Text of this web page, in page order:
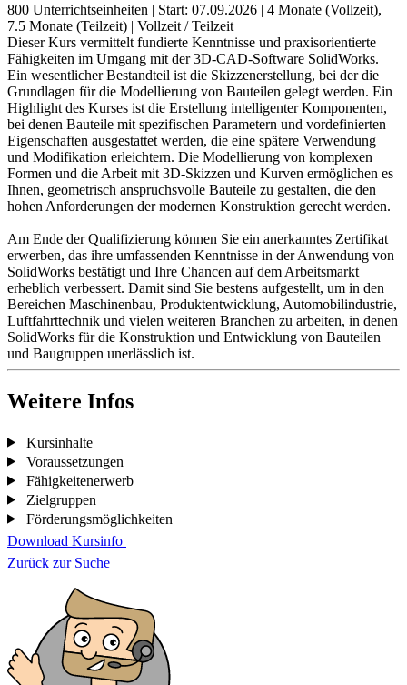
800 Unterrichtseinheiten | Start: 07.09.2026 | 4 Monate (Vollzeit),
7.5 Monate (Teilzeit) | Vollzeit / Teilzeit
Dieser Kurs vermittelt fundierte Kenntnisse und praxisorientierte
Fähigkeiten im Umgang mit der 3D-CAD-Software SolidWorks.
Ein wesentlicher Bestandteil ist die Skizzenerstellung, bei der die
Grundlagen für die Modellierung von Bauteilen gelegt werden. Ein
Highlight des Kurses ist die Erstellung intelligenter Komponenten,
bei denen Bauteile mit spezifischen Parametern und vordefinierten
Eigenschaften ausgestattet werden, die eine spätere Verwendung
und Modifikation erleichtern. Die Modellierung von komplexen
Formen und die Arbeit mit 3D-Skizzen und Kurven ermöglichen es
Ihnen, geometrisch anspruchsvolle Bauteile zu gestalten, die den
hohen Anforderungen der modernen Konstruktion gerecht werden.
Am Ende der Qualifizierung können Sie ein anerkanntes Zertifikat
erwerben, das ihre umfassenden Kenntnisse in der Anwendung von
SolidWorks bestätigt und Ihre Chancen auf dem Arbeitsmarkt
erheblich verbessert. Damit sind Sie bestens aufgestellt, um in den
Bereichen Maschinenbau, Produktentwicklung, Automobilindustrie,
Luftfahrttechnik und vielen weiteren Branchen zu arbeiten, in denen
SolidWorks für die Konstruktion und Entwicklung von Bauteilen
und Baugruppen unerlässlich ist.
Weitere Infos
Kursinhalte
Voraussetzungen
Fähigkeitenerwerb
Zielgruppen
Förderungsmöglichkeiten
Download Kursinfo
Zurück zur Suche